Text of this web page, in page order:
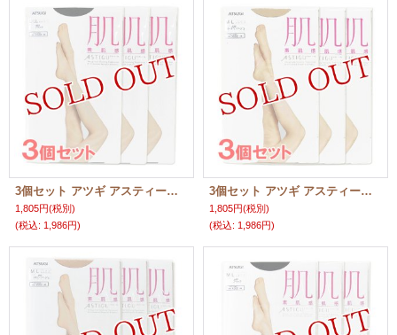
3個セット アツギ アスティーグ 肌 480 ブラック L〜LLサイズ ASTIGU ATSUGI
1,805円(税別)
(税込: 1,986円)
3個セット アツギ アスティーグ 肌 433 ヌーディベージュ M〜Lサイズ ASTIGU ATSUGI
1,805円(税別)
(税込: 1,986円)